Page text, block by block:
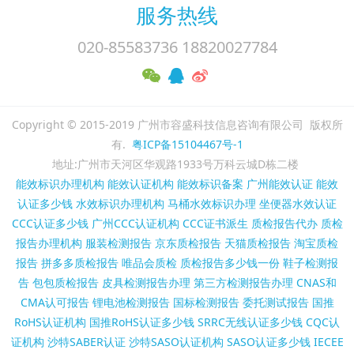
服务热线
020-85583736 18820027784
Copyright © 2015-2019 广州市容盛科技信息咨询有限公司 版权所
有. 粤ICP备15104467号-1
地址:广州市天河区华观路1933号万科云城D栋二楼
能效标识办理机构 能效认证机构 能效标识备案 广州能效认证 能效
认证多少钱 水效标识办理机构 马桶水效标识办理 坐便器水效认证
CCC认证多少钱 广州CCC认证机构 CCC证书派生 质检报告代办 质检
报告办理机构 服装检测报告 京东质检报告 天猫质检报告 淘宝质检
报告 拼多多质检报告 唯品会质检 质检报告多少钱一份 鞋子检测报
告 包包质检报告 皮具检测报告办理 第三方检测报告办理 CNAS和
CMA认可报告 锂电池检测报告 国标检测报告 委托测试报告 国推
RoHS认证机构 国推RoHS认证多少钱 SRRC无线认证多少钱 CQC认
证机构 沙特SABER认证 沙特SASO认证机构 SASO认证多少钱 IECEE